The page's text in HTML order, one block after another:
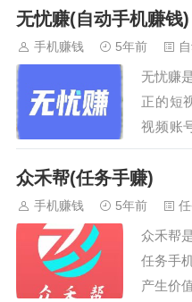
任务
休
微信
本包
电模
添
册
无忧赚(自动手机赚钱)
手机赚钱 5年前
无忧赚
正的短
视频账
视频和
(倒如:发
下载指
需要先
官方会
无忧赚
众禾帮(任务手赚)
手机赚钱 5年前
众禾帮
任务手
产生价